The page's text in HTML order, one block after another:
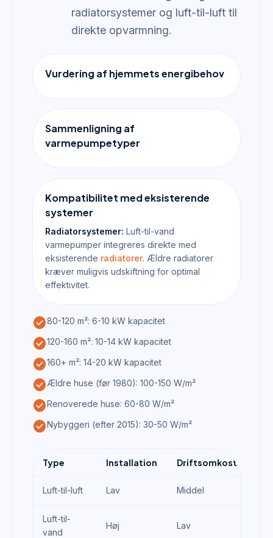
radiatorsystemer og luft-til-luft til
direkte opvarmning.
Vurdering af hjemmets energibehov
Sammenligning af
varmepumpetyper
Kompatibilitet med eksisterende
systemer
Radiatorsystemer: Luft-til-vand
varmepumper integreres direkte med
eksisterende radiatorer. Ældre radiatorer
kræver muligvis udskiftning for optimal
effektivitet.
check_circle80-120 m²: 6-10 kW kapacitet
check_circle120-160 m²: 10-14 kW kapacitet
check_circle160+ m²: 14-20 kW kapacitet
check_circleÆldre huse (før 1980): 100-150 W/m²
check_circleRenoverede huse: 60-80 W/m²
check_circleNybyggeri (efter 2015): 30-50 W/m²
Type Installation Driftsomkostning
Luft-til-luft Lav Middel
Luft-til-
vand
Høj Lav